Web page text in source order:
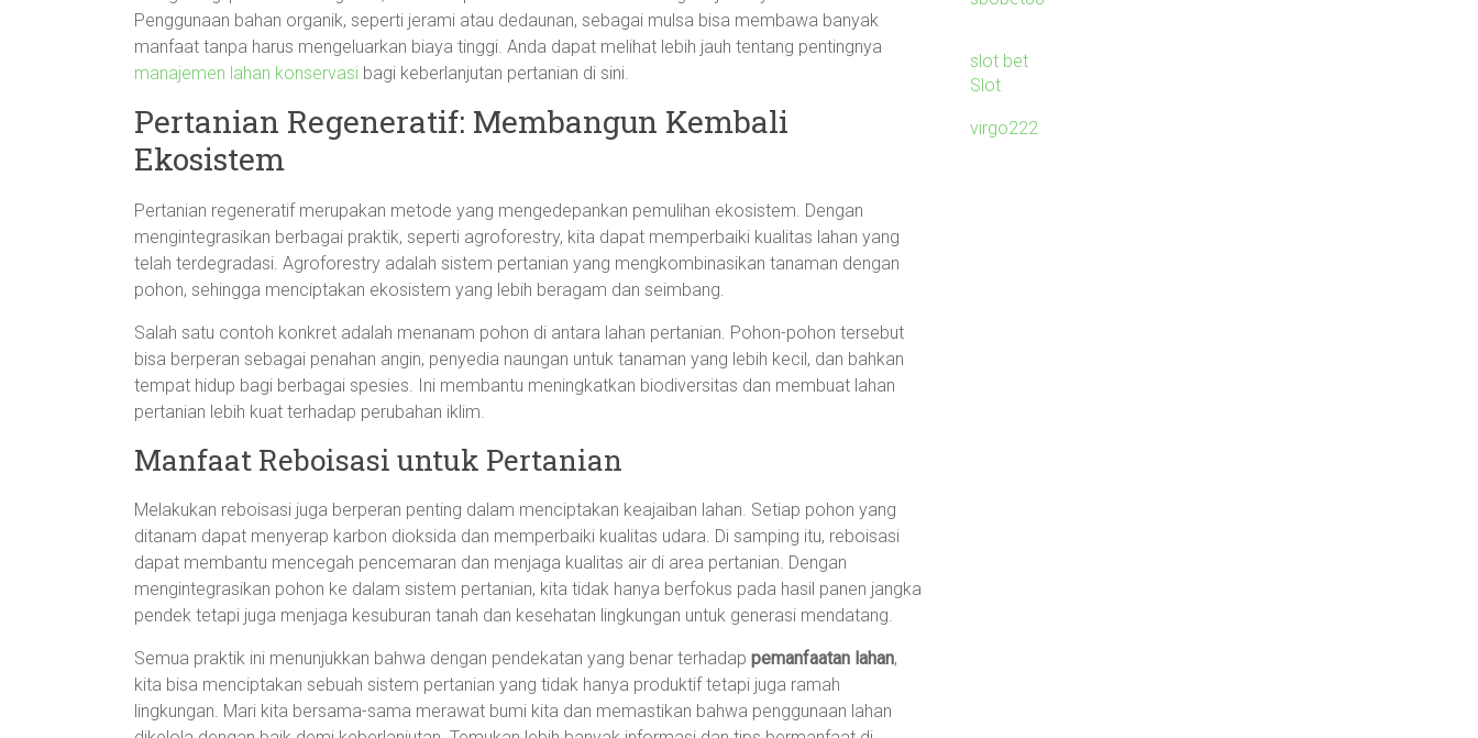
Penggunaan bahan organik, seperti jerami atau dedaunan, sebagai mulsa bisa membawa banyak
manfaat tanpa harus mengeluarkan biaya tinggi. Anda dapat melihat lebih jauh tentang pentingnya
manajemen lahan konservasi bagi keberlanjutan pertanian di sini.
Pertanian Regeneratif: Membangun Kembali
Ekosistem
Pertanian regeneratif merupakan metode yang mengedepankan pemulihan ekosistem. Dengan
mengintegrasikan berbagai praktik, seperti agroforestry, kita dapat memperbaiki kualitas lahan yang
telah terdegradasi. Agroforestry adalah sistem pertanian yang mengkombinasikan tanaman dengan
pohon, sehingga menciptakan ekosistem yang lebih beragam dan seimbang.
Salah satu contoh konkret adalah menanam pohon di antara lahan pertanian. Pohon-pohon tersebut
bisa berperan sebagai penahan angin, penyedia naungan untuk tanaman yang lebih kecil, dan bahkan
tempat hidup bagi berbagai spesies. Ini membantu meningkatkan biodiversitas dan membuat lahan
pertanian lebih kuat terhadap perubahan iklim.
Manfaat Reboisasi untuk Pertanian
Melakukan reboisasi juga berperan penting dalam menciptakan keajaiban lahan. Setiap pohon yang
ditanam dapat menyerap karbon dioksida dan memperbaiki kualitas udara. Di samping itu, reboisasi
dapat membantu mencegah pencemaran dan menjaga kualitas air di area pertanian. Dengan
mengintegrasikan pohon ke dalam sistem pertanian, kita tidak hanya berfokus pada hasil panen jangka
pendek tetapi juga menjaga kesuburan tanah dan kesehatan lingkungan untuk generasi mendatang.
Semua praktik ini menunjukkan bahwa dengan pendekatan yang benar terhadap pemanfaatan lahan,
kita bisa menciptakan sebuah sistem pertanian yang tidak hanya produktif tetapi juga ramah
lingkungan. Mari kita bersama-sama merawat bumi kita dan memastikan bahwa penggunaan lahan
slot bet
Slot
virgo222